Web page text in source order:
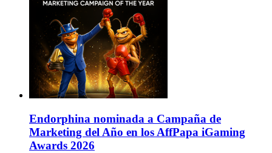
Endorphina nominada a Campaña de
Marketing del Año en los AffPapa iGaming
Awards 2026